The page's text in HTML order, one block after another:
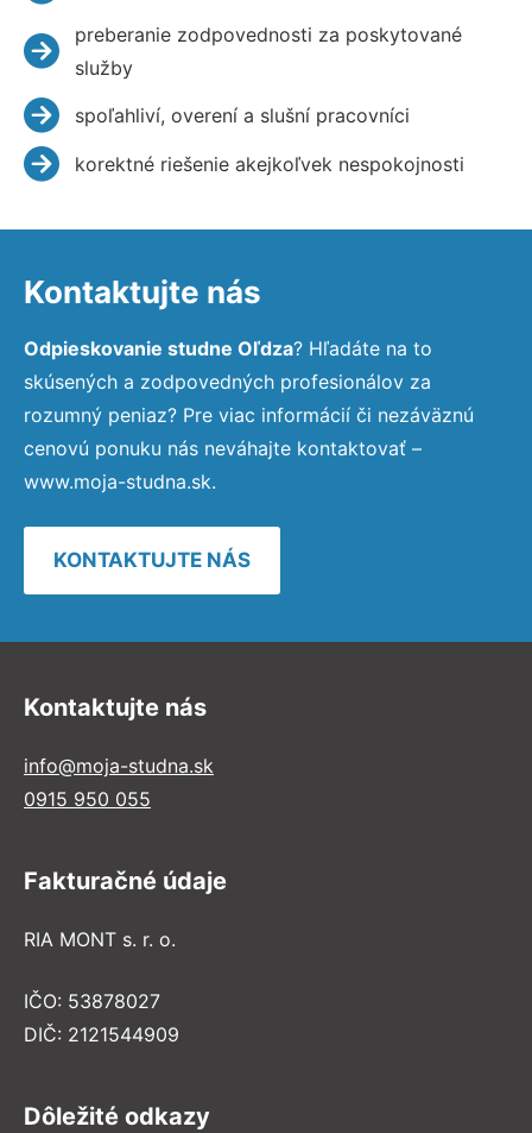
preberanie zodpovednosti za poskytované
služby
spoľahliví, overení a slušní pracovníci
korektné riešenie akejkoľvek nespokojnosti
Kontaktujte nás
Odpieskovanie studne Oľdza? Hľadáte na to
skúsených a zodpovedných profesionálov za
rozumný peniaz? Pre viac informácií či nezáväznú
cenovú ponuku nás neváhajte kontaktovať –
www.moja-studna.sk.
KONTAKTUJTE NÁS
Kontaktujte nás
info@moja-studna.sk
0915 950 055
Fakturačné údaje
RIA MONT s. r. o.
IČO: 53878027
DIČ: 2121544909
Dôležité odkazy